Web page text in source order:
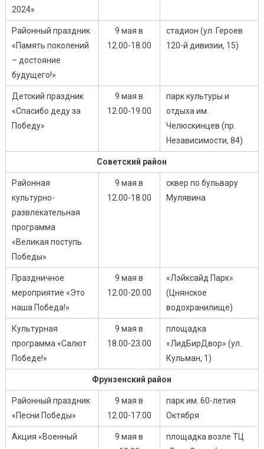
2024»
Районный праздник
«Память поколений
– достояние
будущего!»
9 мая в
12.00-18.00
стадион (ул. Героев
120-й дивизии, 15)
Детский праздник
«Спасибо деду за
Победу»
9 мая в
12.00-19.00
парк культуры и
отдыха им.
Челюскинцев (пр.
Независимости, 84)
Советский район
Районная
культурно-
развлекательная
программа
«Великая поступь
Победы»
9 мая в
12.00-18.00
сквер по бульвару
Мулявина
Праздничное
мероприятие «Это
наша Победа!»
9 мая в
12.00-20.00
«Лэйксайд Парк»
(Цнянское
водохранилище)
Культурная
программа «Салют
Победе!»
9 мая в
18.00-23.00
площадка
«ЛидБирДвор» (ул.
Кульман, 1)
Фрунзенский район
Районный праздник
«Песни Победы»
9 мая в
12.00-17.00
парк им. 60-летия
Октября
Акция «Военный
9 мая в
площадка возле ТЦ